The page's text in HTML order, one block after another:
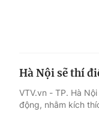
Hà Nội sẽ thí
VTV.vn - TP. Hà
động, nhằm kích